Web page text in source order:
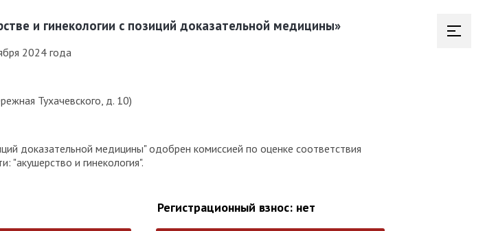
и гинекологии с позиций доказательной медицины»
2024 года
Тухачевского, д. 10)
доказательной медицины" одобрен комиссией по оценке соответствия
и гинекология".
Регистрационный взнос: нет